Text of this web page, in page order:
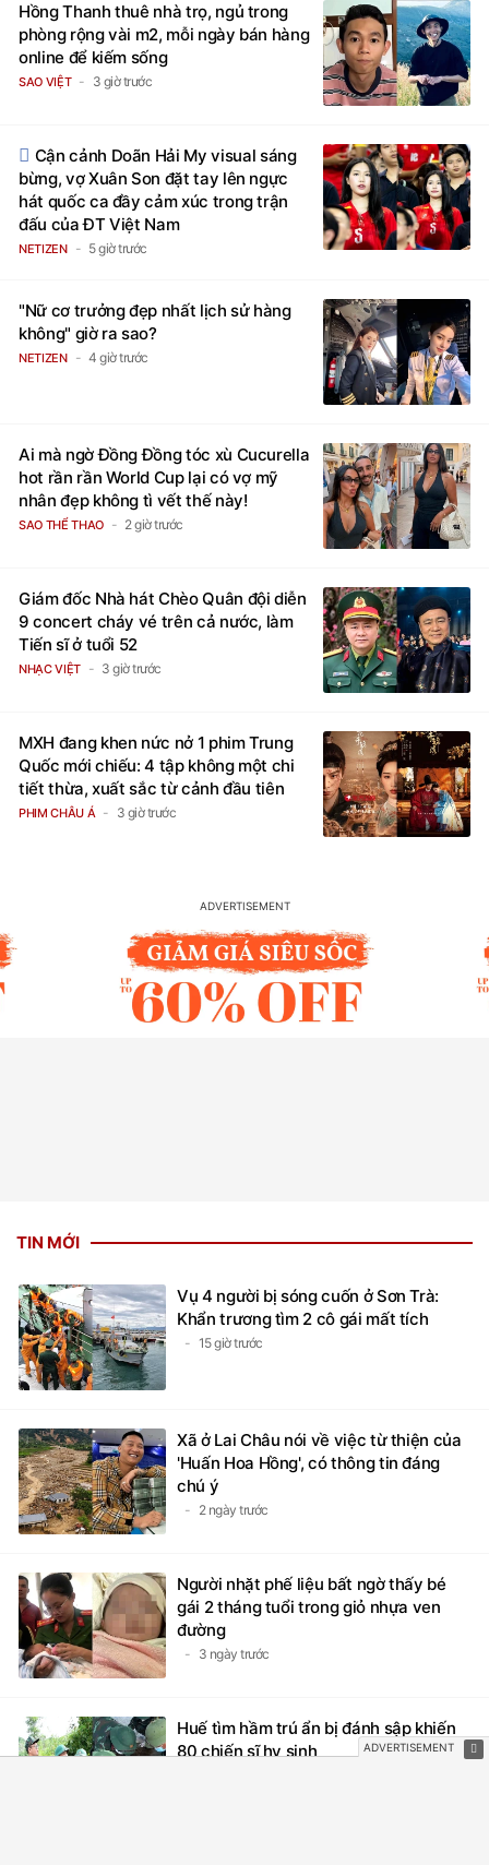
Hồng Thanh thuê nhà trọ, ngủ trong
phòng rộng vài m2, mỗi ngày bán hàng
online để kiếm sống
SAO VIỆT 3 giờ trước
Cận cảnh Doãn Hải My visual sáng
bừng, vợ Xuân Son đặt tay lên ngực
hát quốc ca đầy cảm xúc trong trận
đấu của ĐT Việt Nam
NETIZEN 5 giờ trước
"Nữ cơ trưởng đẹp nhất lịch sử hàng
không" giờ ra sao?
NETIZEN 4 giờ trước
Ai mà ngờ Đồng Đồng tóc xù Cucurella
hot rần rần World Cup lại có vợ mỹ
nhân đẹp không tì vết thế này!
SAO THỂ THAO 2 giờ trước
Giám đốc Nhà hát Chèo Quân đội diễn
9 concert cháy vé trên cả nước, làm
Tiến sĩ ở tuổi 52
NHẠC VIỆT 3 giờ trước
MXH đang khen nức nở 1 phim Trung
Quốc mới chiếu: 4 tập không một chi
tiết thừa, xuất sắc từ cảnh đầu tiên
PHIM CHÂU Á 3 giờ trước
TIN MỚI
Vụ 4 người bị sóng cuốn ở Sơn Trà:
Khẩn trương tìm 2 cô gái mất tích
15 giờ trước
Xã ở Lai Châu nói về việc từ thiện của
'Huấn Hoa Hồng', có thông tin đáng
chú ý
2 ngày trước
Người nhặt phế liệu bất ngờ thấy bé
gái 2 tháng tuổi trong giỏ nhựa ven
đường
3 ngày trước
Huế tìm hầm trú ẩn bị đánh sập khiến
80 chiến sĩ hy sinh